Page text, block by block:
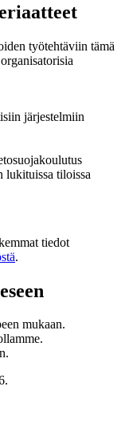
työtehtäviin tämä
järjestelmiin
lukituissa tiloissa
tiedot
.
mukaan.